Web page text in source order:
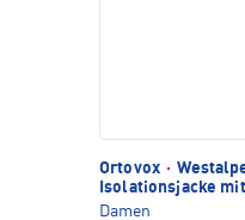
Ortovox ·
Isolationsjacke
Damen